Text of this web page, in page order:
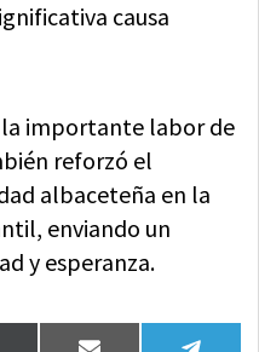
causa
importante labor de
reforzó el
albaceteña en la
enviando un
y esperanza.